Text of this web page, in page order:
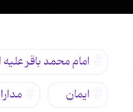
امام محمد باقر
ایمان